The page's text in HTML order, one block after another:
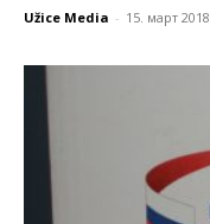
Užice Media - 15. март 2018.